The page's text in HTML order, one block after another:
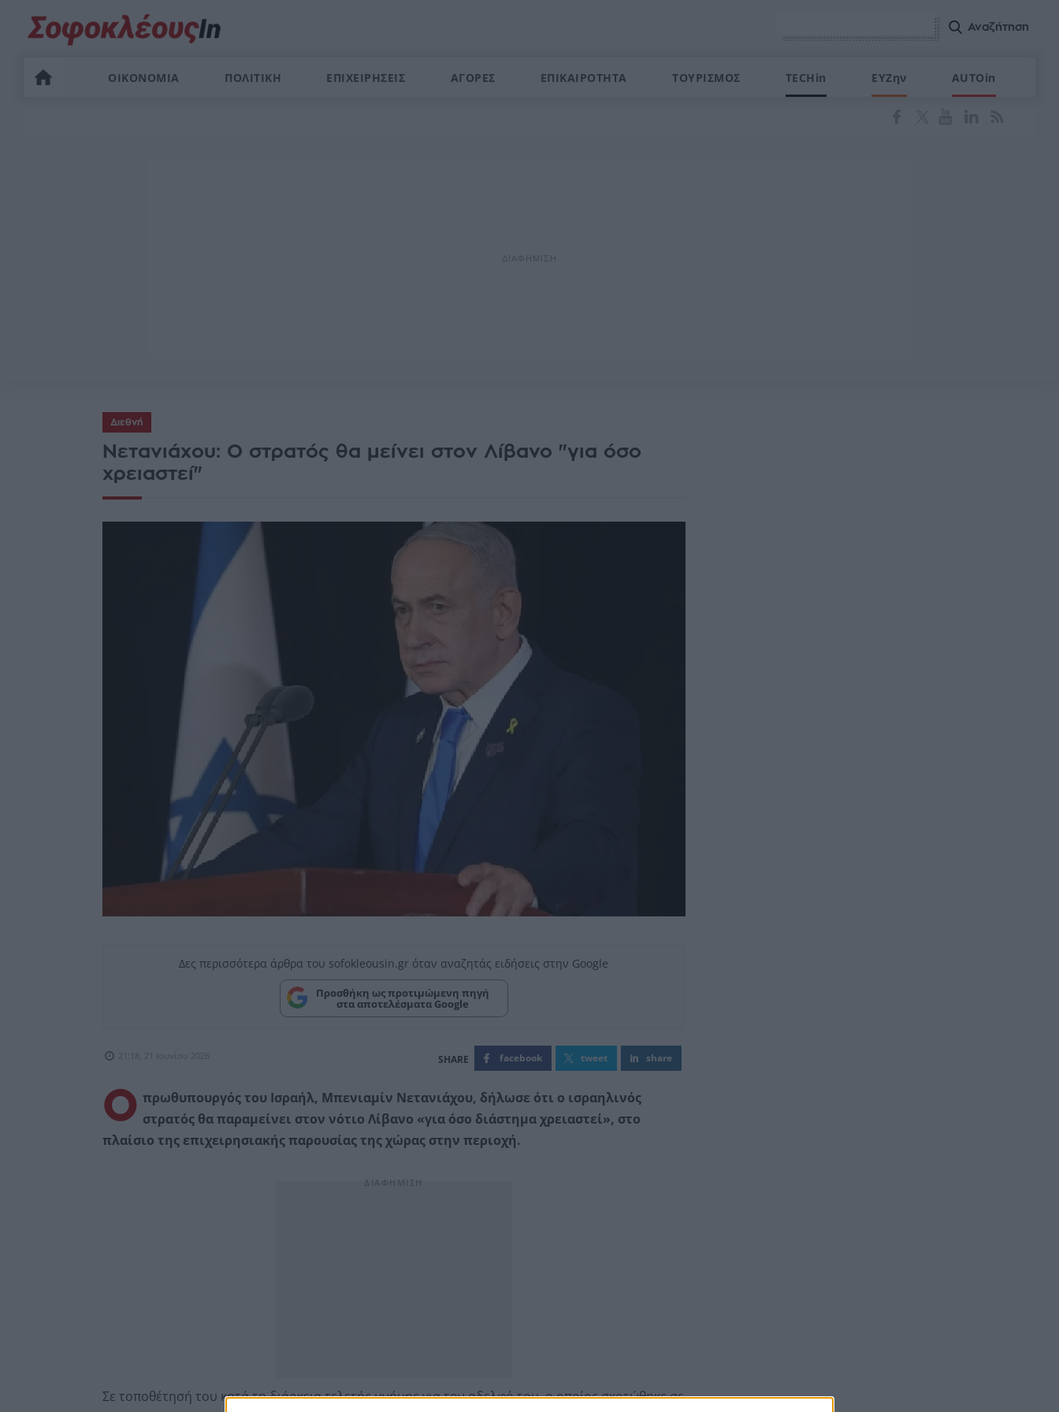
ΟΙΚΟΝΟΜΙΑ ΠΟΛΙΤΙΚΗ ΕΠΙΧΕΙΡΗΣΕΙΣ ΑΓΟΡΕΣ ΕΠΙΚΑΙΡΟΤΗΤΑ ΤΟΥΡΙΣΜΟΣ TECHin ΕΥΖην AUTOin
Διεθνή
Νετανιάχου: Ο στρατός θα μείνει στον Λίβανο "για όσο
χρειαστεί"
Δες περισσότερα άρθρα του sofokleousin.gr όταν αναζητάς ειδήσεις στην Google
Προσθήκη ως προτιμώμενη πηγή
στα αποτελέσματα Google
21:18, 21 Ιουνίου 2026 facebook tweet share
Ο πρωθυπουργός του Ισραήλ, Μπενιαμίν Νετανιάχου, δήλωσε ότι ο ισραηλινός
στρατός θα παραμείνει στον νότιο Λίβανο «για όσο διάστημα χρειαστεί», στο
πλαίσιο της επιχειρησιακής παρουσίας της χώρας στην περιοχή.
Σε τοποθέτησή του κατά τη διάρκεια τελετής μνήμης για τον αδελφό του, ο οποίος σκοτώθηκε σε